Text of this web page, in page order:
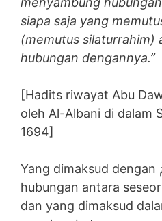
siapa saja yang
(memutus silaturrahim)
hubungan dengannya.”
[Hadits riwayat Abu
oleh Al-Albani di dalam
1694]
hubungan antara
dan yang dimaksud